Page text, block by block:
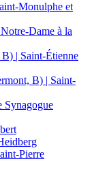
Monulphe et
Dame à la
| Saint-Étienne
B) | Saint-
Synagogue
Pierre